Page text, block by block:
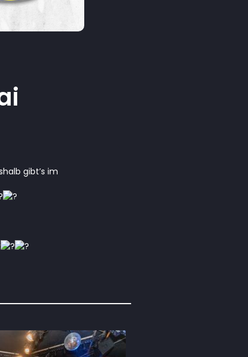
gibt’s im